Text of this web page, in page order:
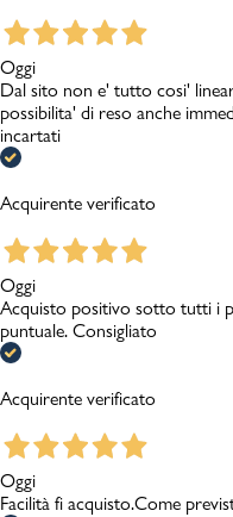
Oggi
Dal sito non e' tutto cosi'
possibilita' di reso anche
incartati
Acquirente verificato
Oggi
Acquisto positivo sotto tutti i
puntuale. Consigliato
Acquirente verificato
Oggi
Facilità fi acquisto.Come